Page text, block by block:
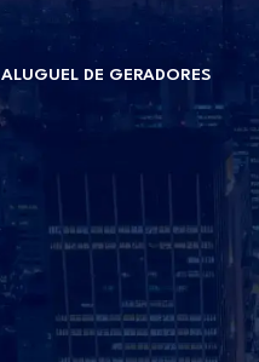
ALUGUEL DE GERADORES